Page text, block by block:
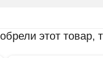
этот товар,